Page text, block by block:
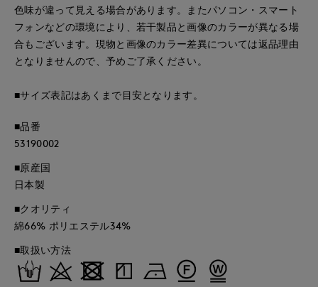
色味が違って見える場合があります。またパソコン・スマート
フォンなどの環境により、若干製品と画像のカラーが異なる場
合もございます。現物と画像のカラー差異については返品理由
となりませんので、予めご了承ください。
■サイズ表記はあくまで目安となります。
■品番
53190002
■原産国
日本製
■クオリティ
綿66% ポリエステル34%
■取扱い方法